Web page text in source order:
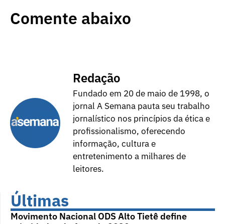
Comente abaixo
Redação
Fundado em 20 de maio de 1998, o
jornal A Semana pauta seu trabalho
jornalístico nos princípios da ética e
profissionalismo, oferecendo
informação, cultura e
entretenimento a milhares de
leitores.
Últimas
Movimento Nacional ODS Alto Tietê define